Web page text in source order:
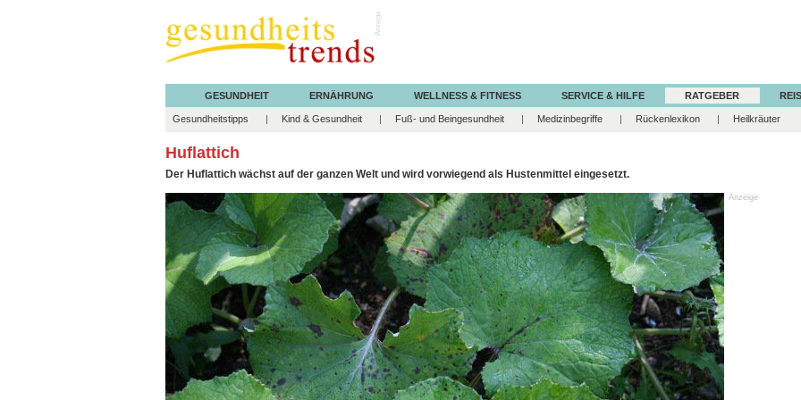
Anzeige
GESUNDHEIT ERNÄHRUNG WELLNESS & FITNESS SERVICE & HILFE RATGEBER
Gesundheitstipps Kind & Gesundheit Fuß- und Beingesundheit Medizinbegriffe Rückenlexikon Heilkräuter
Huflattich
Der Huflattich wächst auf der ganzen Welt und wird vorwiegend als Hustenmittel eingesetzt.
Anzeige